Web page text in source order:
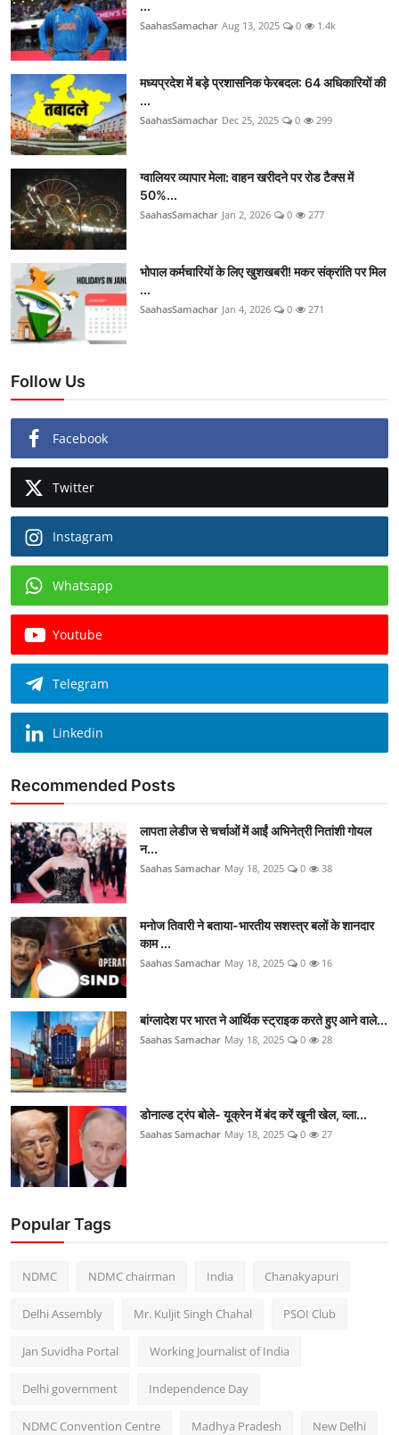
...
SaahasSamachar Aug 13, 2025 0 1.4k
मध्यप्रदेश में बड़े प्रशासनिक फेरबदल: 64 अधिकारियों की
...
SaahasSamachar Dec 25, 2025 0 299
ग्वालियर व्यापार मेला: वाहन खरीदने पर रोड टैक्स में
50%...
SaahasSamachar Jan 2, 2026 0 277
भोपाल कर्मचारियों के लिए खुशखबरी! मकर संक्रांति पर मिल
...
SaahasSamachar Jan 4, 2026 0 271
Follow Us
Facebook
Twitter
Instagram
Whatsapp
Youtube
Telegram
Linkedin
Recommended Posts
लापता लेडीज से चर्चाओं में आईं अभिनेत्री नितांशी गोयल
न...
Saahas Samachar May 18, 2025 0 38
मनोज तिवारी ने बताया-भारतीय सशस्त्र बलों के शानदार
काम ...
Saahas Samachar May 18, 2025 0 16
बांग्लादेश पर भारत ने आर्थिक स्ट्राइक करते हुए आने वाले...
Saahas Samachar May 18, 2025 0 28
डोनाल्ड ट्रंप बोले- यूक्रेन में बंद करें खूनी खेल, व्ला...
Saahas Samachar May 18, 2025 0 27
Popular Tags
NDMC NDMC chairman India Chanakyapuri
Delhi Assembly Mr. Kuljit Singh Chahal PSOI Club
Jan Suvidha Portal Working Journalist of India
Delhi government Independence Day
NDMC Convention Centre Madhya Pradesh New Delhi